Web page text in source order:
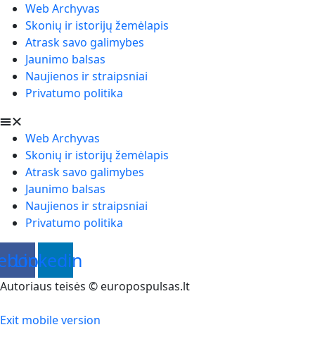
Web Archyvas
Skonių ir istorijų žemėlapis
Atrask savo galimybes
Jaunimo balsas
Naujienos ir straipsniai
Privatumo politika
Web Archyvas
Skonių ir istorijų žemėlapis
Atrask savo galimybes
Jaunimo balsas
Naujienos ir straipsniai
Privatumo politika
Linkedin
Autoriaus teisės © europospulsas.lt
Exit mobile version